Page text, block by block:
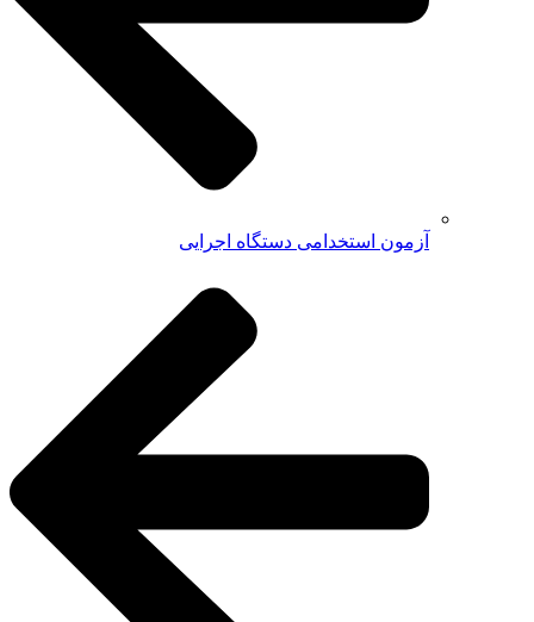
آزمون استخدامی دستگاه اجرایی